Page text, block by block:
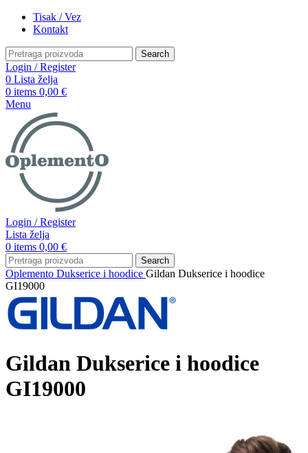
Tisak / Vez
Kontakt
Search
Login / Register
0 Lista želja
0 items 0,00 €
Menu
Login / Register
Lista želja
0 items 0,00 €
Search
Oplemento Dukserice i hoodice Gildan Dukserice i hoodice
GI19000
Gildan Dukserice i hoodice
GI19000